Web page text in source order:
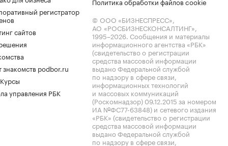
регистратор
сайтов
знакомств podbor.ru
управления РБК
© ООО «БИЗНЕСПРЕСС»,
АО «РОСБИЗНЕСКОНСАЛТИНГ»,
1995–2026. Сообщения и материалы
информационного агентства «РБК»
(свидетельство о регистрации
средства массовой информации
выдано Федеральной службой
по надзору в сфере связи,
информационных технологий
и массовых коммуникаций
(Роскомнадзор) 09.12.2015 за номером
ИА №ФС77-63848) и сетевого издания
«РБК» (свидетельство о регистрации
средства массовой информации
выдано Федеральной службой
по надзору в сфере связи,